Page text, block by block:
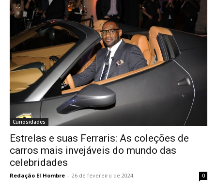
Curiosidades
Estrelas e suas Ferraris: As coleções de
carros mais invejáveis do mundo das
celebridades
Redação El Hombre - 26 de fevereiro de 2024 0